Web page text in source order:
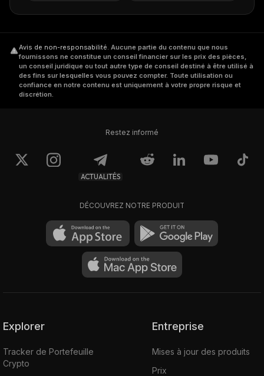
Avis de non-responsabilité. Aucune partie du contenu que nous
fournissons ne constitue un conseil financier sur les prix des pièces,
un conseil juridique ou tout autre type de conseil destiné à être utilisé à
des fins sur lesquelles vous pouvez compter. Toute utilisation ou
confiance en notre contenu est uniquement à votre propre risque et
discrétion.
Restez informé
ACTUALITÉS
DÉCOUVREZ NOTRE PRODUIT
Explorer
Tracker de Portefeuille
Crypto
Entreprise
Mises à jour des produits
Prix